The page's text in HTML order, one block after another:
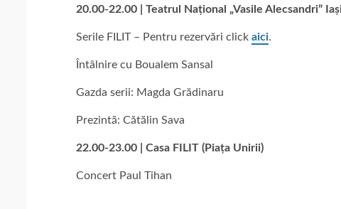
20.00-22.00 | Teatrul Național „Vasile Alecsandri”
Serile FILIT – Pentru rezervări click aici.
Întâlnire cu Boualem Sansal
Gazda serii: Magda Grădinaru
Prezintă: Cătălin Sava
22.00-23.00 | Casa FILIT (Piața Unirii)
Concert Paul Tihan